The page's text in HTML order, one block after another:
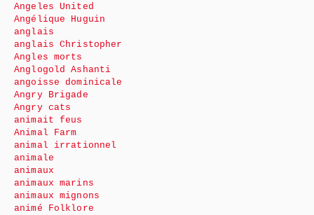
Angeles United
Angélique Huguin
anglais
anglais Christopher
Angles morts
Anglogold Ashanti
angoisse dominicale
Angry Brigade
Angry cats
animait feus
Animal Farm
animal irrationnel
animale
animaux
animaux marins
animaux mignons
animé Folklore